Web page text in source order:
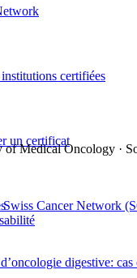
certifiées
un certificat
Cancer Network
Medical Oncology ·
digestive: